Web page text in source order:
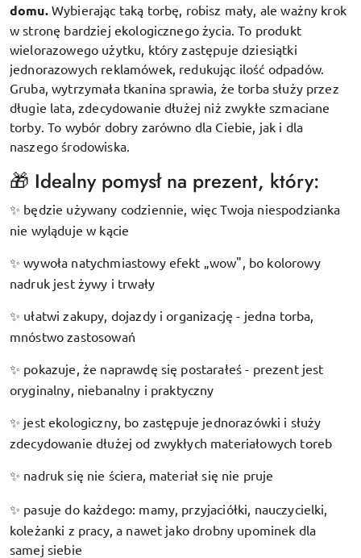
domu. Wybierając taką torbę, robisz mały, ale ważny krok
w stronę bardziej ekologicznego życia. To produkt
wielorazowego użytku, który zastępuje dziesiątki
jednorazowych reklamówek, redukując ilość odpadów.
Gruba, wytrzymała tkanina sprawia, że torba służy przez
długie lata, zdecydowanie dłużej niż zwykłe szmaciane
torby. To wybór dobry zarówno dla Ciebie, jak i dla
naszego środowiska.
🎁 Idealny pomysł na prezent, który:
✨ będzie używany codziennie, więc Twoja niespodzianka
nie wyląduje w kącie
✨ wywoła natychmiastowy efekt „wow", bo kolorowy
nadruk jest żywy i trwały
✨ ułatwi zakupy, dojazdy i organizację - jedna torba,
mnóstwo zastosowań
✨ pokazuje, że naprawdę się postarałeś - prezent jest
oryginalny, niebanalny i praktyczny
✨ jest ekologiczny, bo zastępuje jednorazówki i służy
zdecydowanie dłużej od zwykłych materiałowych toreb
✨ nadruk się nie ściera, materiał się nie pruje
✨ pasuje do każdego: mamy, przyjaciółki, nauczycielki,
koleżanki z pracy, a nawet jako drobny upominek dla
samej siebie